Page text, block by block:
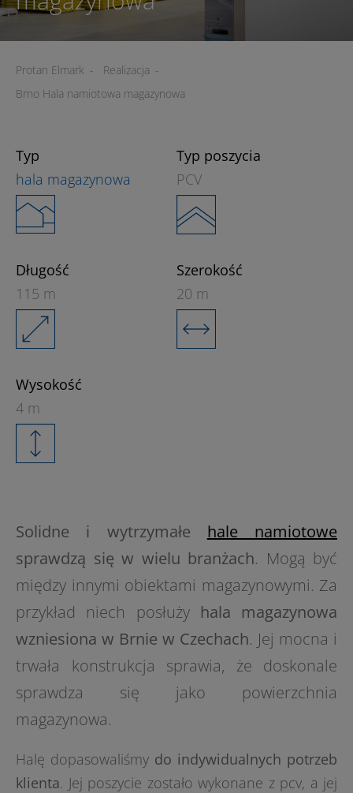
Protan Elmark - Realizacja -
Brno Hala namiotowa magazynowa
Typ
hala magazynowa
Typ poszycia
PCV
Długość
115 m
Szerokość
20 m
Wysokość
4 m
Solidne i wytrzymałe hale namiotowe
sprawdzą się w wielu branżach. Mogą być
między innymi obiektami magazynowymi. Za
przykład niech posłuży hala magazynowa
wzniesiona w Brnie w Czechach. Jej mocna i
trwała konstrukcja sprawia, że doskonale
sprawdza się jako powierzchnia
magazynowa.
Halę dopasowaliśmy do indywidualnych potrzeb
klienta. Jej poszycie zostało wykonane z pcv, a jej